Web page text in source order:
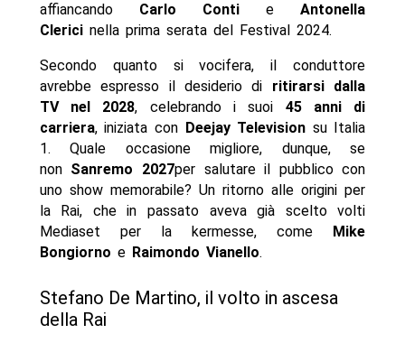
affiancando Carlo Conti eAntonella
Clericinella prima serata del Festival 2024.
Secondo quanto si vocifera, il conduttore
avrebbe espresso il desiderio di ritirarsi dalla
TV nel 2028, celebrando i suoi 45 anni di
carriera, iniziata con Deejay Television su Italia
1. Quale occasione migliore, dunque, se
non Sanremo 2027per salutare il pubblico con
uno show memorabile? Un ritorno alle origini per
la Rai, che in passato aveva già scelto volti
Mediaset per la kermesse, come
Mike
Bongiorno e Raimondo Vianello.
Stefano De Martino, il volto in ascesa
della Rai